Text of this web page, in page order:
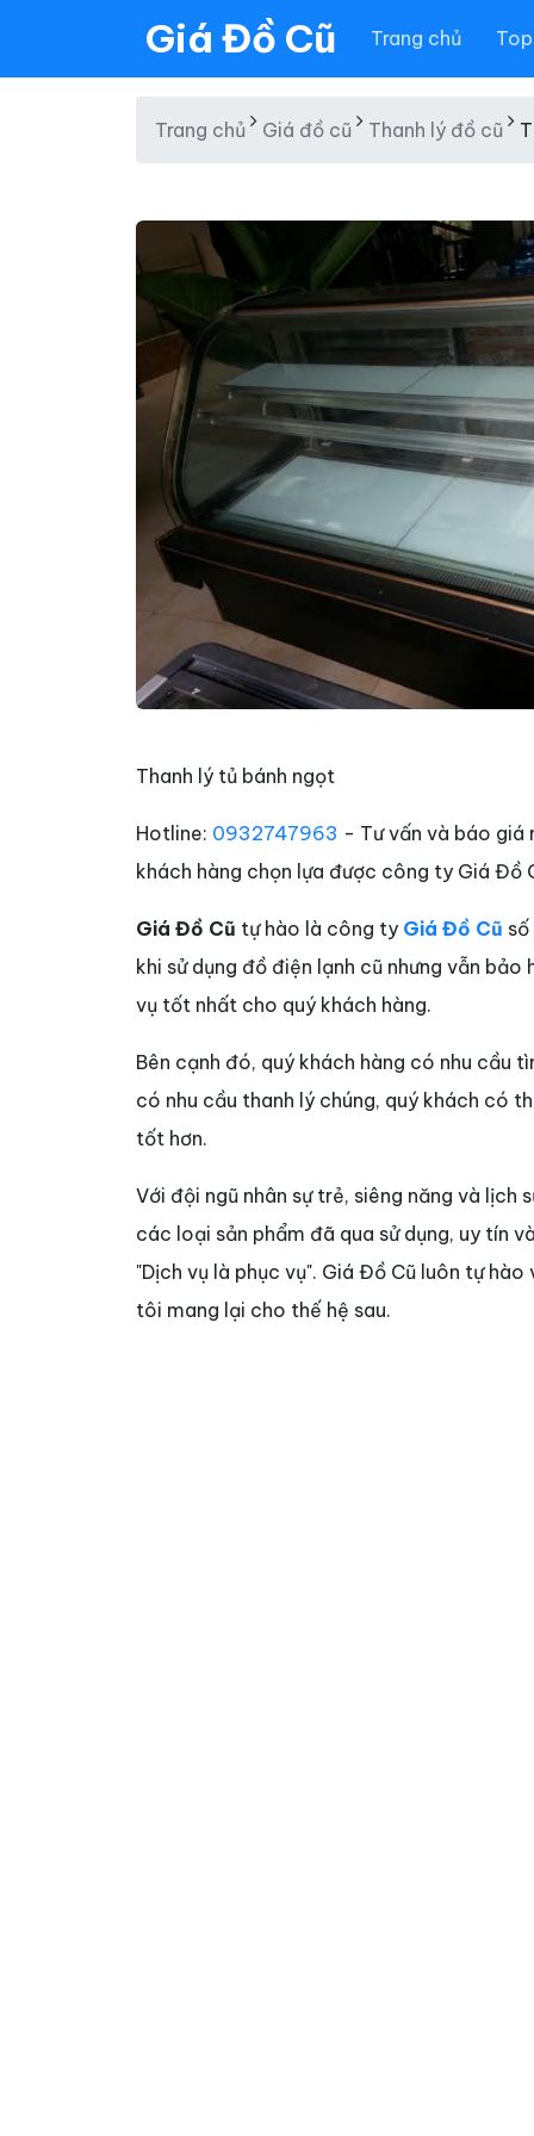
Giá Đồ Cũ Trang chủ
Trang chủ Giá đồ cũ Thanh lý đồ cũ
Thanh lý tủ bánh ngọt
Hotline: 0932747963 - Tư vấn và báo giá
khách hàng chọn lựa được công ty Giá Đồ
Giá Đồ Cũ tự hào là công ty Giá Đồ Cũ
khi sử dụng đồ điện lạnh cũ nhưng vẫn
vụ tốt nhất cho quý khách hàng.
Bên cạnh đó, quý khách hàng có nhu cầu
có nhu cầu thanh lý chúng, quý khách có
tốt hơn.
Với đội ngũ nhân sự trẻ, siêng năng và lịch
các loại sản phẩm đã qua sử dụng, uy tín
"Dịch vụ là phục vụ". Giá Đồ Cũ luôn tự
tôi mang lại cho thế hệ sau.